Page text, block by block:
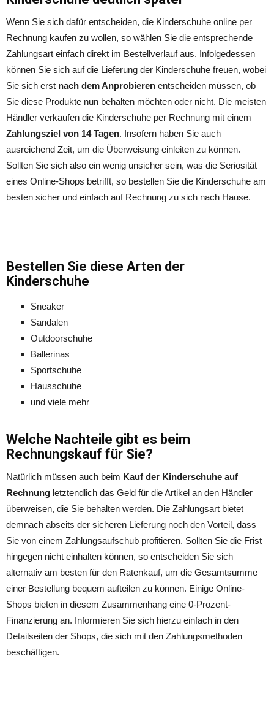
Wenn Sie sich dafür entscheiden, die Kinderschuhe online per
Rechnung kaufen zu wollen, so wählen Sie die entsprechende
Zahlungsart einfach direkt im Bestellverlauf aus. Infolgedessen
können Sie sich auf die Lieferung der Kinderschuhe freuen, wobei
Sie sich erst nach dem Anprobieren entscheiden müssen, ob
Sie diese Produkte nun behalten möchten oder nicht. Die meisten
Händler verkaufen die Kinderschuhe per Rechnung mit einem
Zahlungsziel von 14 Tagen. Insofern haben Sie auch
ausreichend Zeit, um die Überweisung einleiten zu können.
Sollten Sie sich also ein wenig unsicher sein, was die Seriosität
eines Online-Shops betrifft, so bestellen Sie die Kinderschuhe am
besten sicher und einfach auf Rechnung zu sich nach Hause.
Bestellen Sie diese Arten der
Kinderschuhe
Sneaker
Sandalen
Outdoorschuhe
Ballerinas
Sportschuhe
Hausschuhe
und viele mehr
Welche Nachteile gibt es beim
Rechnungskauf für Sie?
Natürlich müssen auch beim Kauf der Kinderschuhe auf
Rechnung letztendlich das Geld für die Artikel an den Händler
überweisen, die Sie behalten werden. Die Zahlungsart bietet
demnach abseits der sicheren Lieferung noch den Vorteil, dass
Sie von einem Zahlungsaufschub profitieren. Sollten Sie die Frist
hingegen nicht einhalten können, so entscheiden Sie sich
alternativ am besten für den Ratenkauf, um die Gesamtsumme
einer Bestellung bequem aufteilen zu können. Einige Online-
Shops bieten in diesem Zusammenhang eine 0-Prozent-
Finanzierung an. Informieren Sie sich hierzu einfach in den
Detailseiten der Shops, die sich mit den Zahlungsmethoden
beschäftigen.